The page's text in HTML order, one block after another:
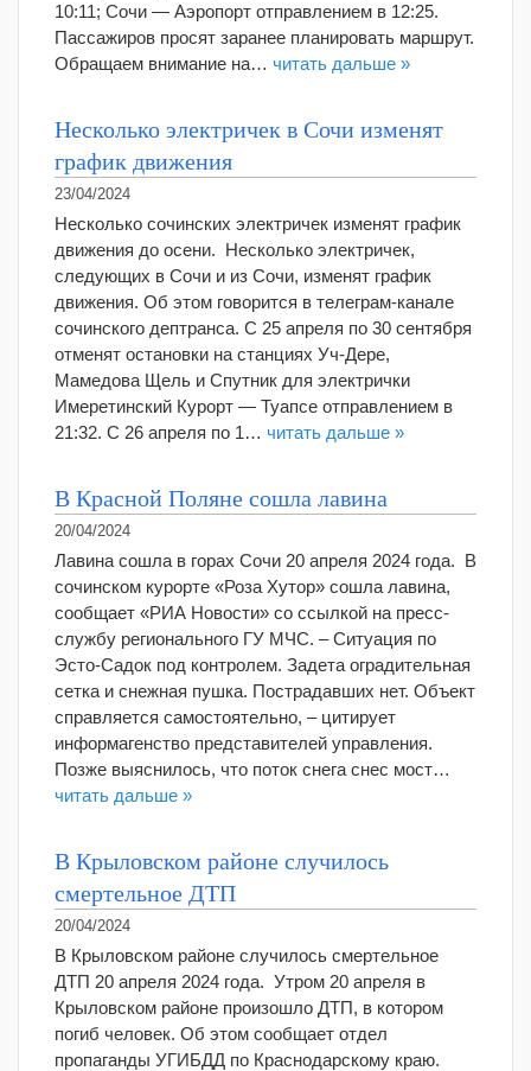
10:11; Сочи — Аэропорт отправлением в 12:25.
Пассажиров просят заранее планировать маршрут.
Обращаем внимание на… читать дальше »
Несколько электричек в Сочи изменят
график движения
23/04/2024
Несколько сочинских электричек изменят график
движения до осени. Несколько электричек,
следующих в Сочи и из Сочи, изменят график
движения. Об этом говорится в телеграм-канале
сочинского дептранса. С 25 апреля по 30 сентября
отменят остановки на станциях Уч-Дере,
Мамедова Щель и Спутник для электрички
Имеретинский Курорт — Туапсе отправлением в
21:32. С 26 апреля по 1… читать дальше »
В Красной Поляне сошла лавина
20/04/2024
Лавина сошла в горах Сочи 20 апреля 2024 года. В
сочинском курорте «Роза Хутор» сошла лавина,
сообщает «РИА Новости» со ссылкой на пресс-
службу регионального ГУ МЧС. – Ситуация по
Эсто-Садок под контролем. Задета оградительная
сетка и снежная пушка. Пострадавших нет. Объект
справляется самостоятельно, – цитирует
информагенство представителей управления.
Позже выяснилось, что поток снега снес мост…
читать дальше »
В Крыловском районе случилось
смертельное ДТП
20/04/2024
В Крыловском районе случилось смертельное
ДТП 20 апреля 2024 года. Утром 20 апреля в
Крыловском районе произошло ДТП, в котором
погиб человек. Об этом сообщает отдел
пропаганды УГИБДД по Краснодарскому краю.